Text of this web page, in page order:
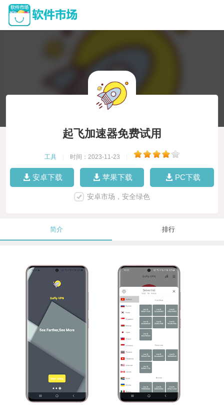
起飞加速器免费试用
工具 时间：2023-11-23
安卓下载 苹果下载 PC下载
安卓市场，安全绿色
简介 排行